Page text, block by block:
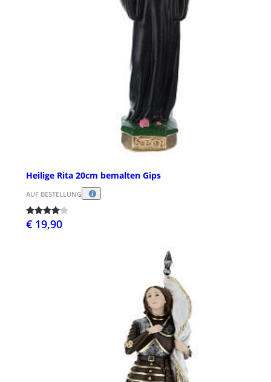
Heilige Rita 20cm bemalten Gips
AUF BESTELLUNG
€ 19,90